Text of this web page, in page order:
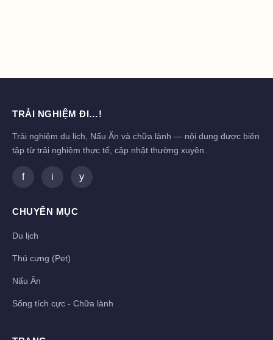
TRẢI NGHIỆM ĐI…!
Trải nghiệm du lịch, Nấu Ăn và chữa lành — nội dung được biên
tập từ trải nghiệm thực tế, cập nhật thường xuyên.
f i y
CHUYÊN MỤC
Du lịch
Thú cưng (Pet)
Nấu Ăn
Sống tích cực - Chữa lành